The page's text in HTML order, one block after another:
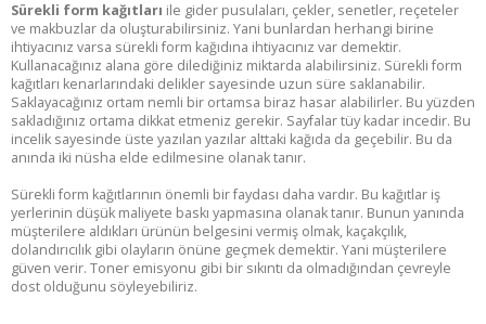
Sürekli form kağıtları ile gider pusulaları, çekler, senetler, reçeteler
ve makbuzlar da oluşturabilirsiniz. Yani bunlardan herhangi birine
ihtiyacınız varsa sürekli form kağıdına ihtiyacınız var demektir.
Kullanacağınız alana göre dilediğiniz miktarda alabilirsiniz. Sürekli form
kağıtları kenarlarındaki delikler sayesinde uzun süre saklanabilir.
Saklayacağınız ortam nemli bir ortamsa biraz hasar alabilirler. Bu yüzden
sakladığınız ortama dikkat etmeniz gerekir. Sayfalar tüy kadar incedir. Bu
incelik sayesinde üste yazılan yazılar alttaki kağıda da geçebilir. Bu da
anında iki nüsha elde edilmesine olanak tanır.
Sürekli form kağıtlarının önemli bir faydası daha vardır. Bu kağıtlar iş
yerlerinin düşük maliyete baskı yapmasına olanak tanır. Bunun yanında
müşterilere aldıkları ürünün belgesini vermiş olmak, kaçakçılık,
dolandırıcılık gibi olayların önüne geçmek demektir. Yani müşterilere
güven verir. Toner emisyonu gibi bir sıkıntı da olmadığından çevreyle
dost olduğunu söyleyebiliriz.